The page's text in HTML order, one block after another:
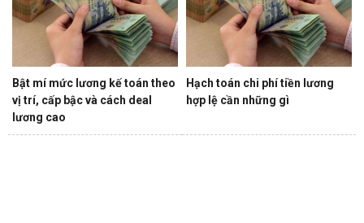
Bật mí mức lương kế toán theo
vị trí, cấp bậc và cách deal
lương cao
Hạch toán chi phí tiền lương
hợp lệ cần những gì